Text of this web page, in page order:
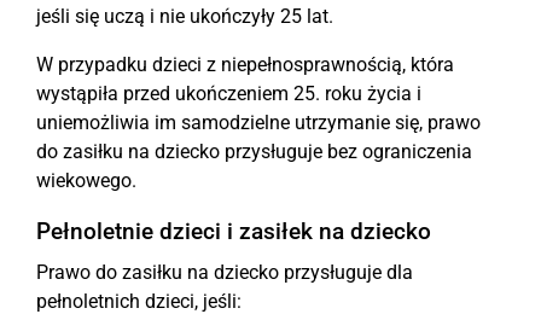
jeśli się uczą i nie ukończyły 25 lat.
W przypadku dzieci z niepełnosprawnością, która
wystąpiła przed ukończeniem 25. roku życia i
uniemożliwia im samodzielne utrzymanie się, prawo
do zasiłku na dziecko przysługuje bez ograniczenia
wiekowego.
Pełnoletnie dzieci i zasiłek na dziecko
Prawo do zasiłku na dziecko przysługuje dla
pełnoletnich dzieci, jeśli: